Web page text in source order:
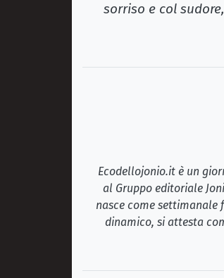
sorriso e col
Ecodellojonio.it è un
al Gruppo editoriale
nasce come settimanale
dinamico, si attesta